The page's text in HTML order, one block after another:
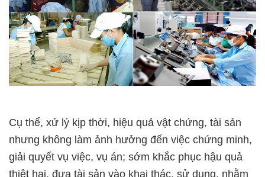
Cụ thể, xử lý kịp thời, hiệu quả vật chứng, tài sản
nhưng không làm ảnh hưởng đến việc chứng minh,
giải quyết vụ việc, vụ án; sớm khắc phục hậu quả
thiệt hại, đưa tài sản vào khai thác, sử dụng, nhằm